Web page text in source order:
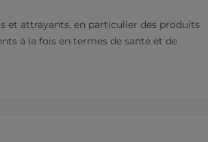
et attrayants, en particulier des produits
à la fois en termes de santé et de